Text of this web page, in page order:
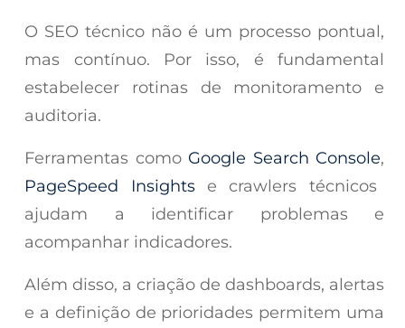
O SEO técnico não é um processo pontual,
mas contínuo. Por isso, é fundamental
estabelecer rotinas de monitoramento e
auditoria.
Ferramentas como Google Search Console,
PageSpeed Insightse crawlers técnicos
ajudam a identificar problemas e
acompanhar indicadores.
Além disso, a criação de dashboards, alertas
e a definição de prioridades permitem uma